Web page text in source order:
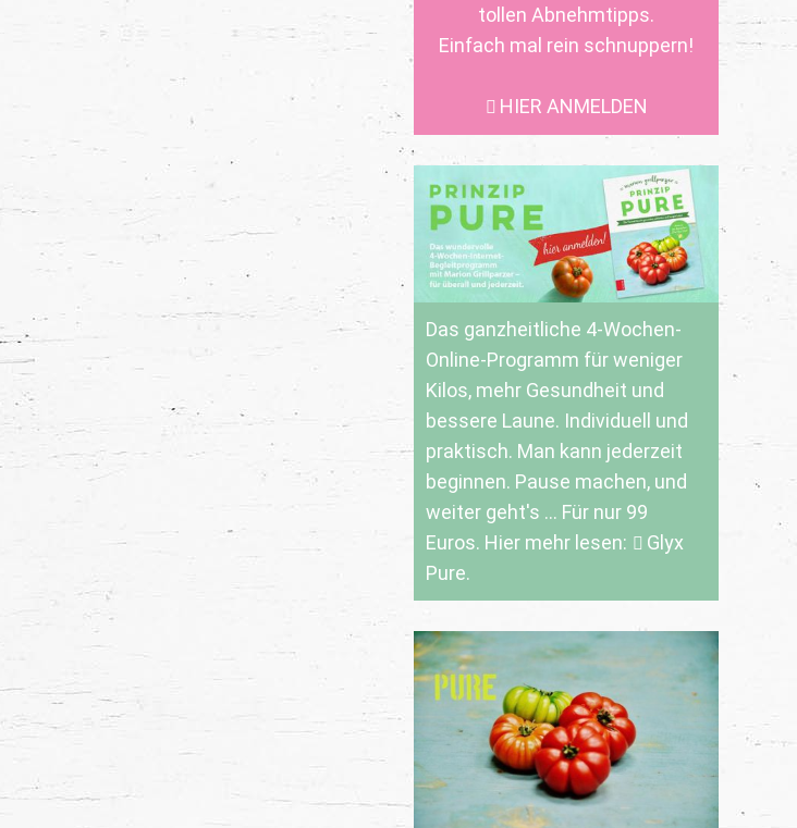
tollen Abnehmtipps.
Einfach mal rein schnuppern!
HIER ANMELDEN
Das ganzheitliche 4-Wochen-
Online-Programm für weniger
Kilos, mehr Gesundheit und
bessere Laune. Individuell und
praktisch. Man kann jederzeit
beginnen. Pause machen, und
weiter geht's ... Für nur 99
Euros. Hier mehr lesen:
Glyx
Pure.